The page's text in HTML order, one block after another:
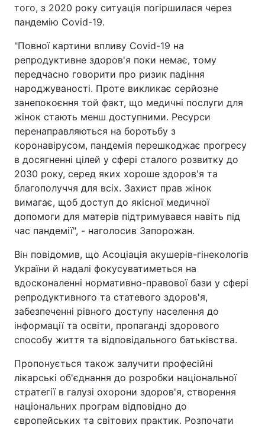
того, з 2020 року ситуація погіршилася через
пандемію Covid-19.
"Повної картини впливу Covid-19 на
репродуктивне здоров'я поки немає, тому
передчасно говорити про ризик падіння
народжуваності. Проте викликає серйозне
занепокоєння той факт, що медичні послуги для
жінок стають менш доступними. Ресурси
перенаправляються на боротьбу з
коронавірусом, пандемія перешкоджає прогресу
в досягненні цілей у сфері сталого розвитку до
2030 року, серед яких хороше здоров'я та
благополуччя для всіх. Захист прав жінок
вимагає, щоб доступ до якісної медичної
допомоги для матерів підтримувався навіть під
час пандемії", - наголосив Запорожан.
Він повідомив, що Асоціація акушерів-гінекологів
України й надалі фокусуватиметься на
вдосконаленні нормативно-правової бази у сфері
репродуктивного та статевого здоров'я,
забезпеченні рівного доступу населення до
інформації та освіти, пропаганді здорового
способу життя та відповідального батьківства.
Пропонується також залучити професійні
лікарські об'єднання до розробки національної
стратегії в галузі охорони здоров'я, створення
національних програм відповідно до
європейських та світових практик. Розпочати